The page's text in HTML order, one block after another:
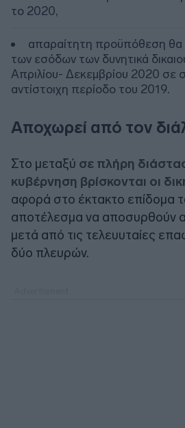
το 2020,
απαραίτητη προϋπόθεση θα
των εσόδων των δυνητικά
Απριλίου- Δεκεμβρίου 2020 σε
αντίστοιχη περίοδο του 2019.
Αποχωρεί από τον
Στο μεταξύ σε πλήρη
κυβέρνηση βρίσκονται οι
αφορά στο έκτακτο επίδομα
αποτέλεσμα να αποσυρθούν
μετά από τις τελευυταίες
δύο πλευρών.